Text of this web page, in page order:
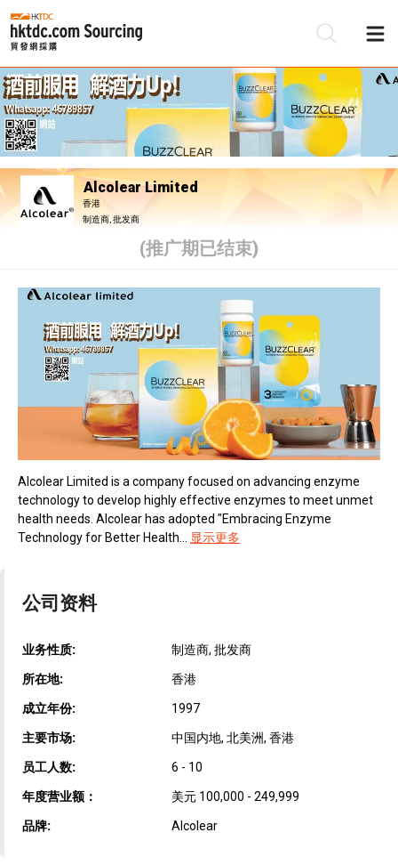
Alcolear Limited
香港
制造商, 批发商
(推广期已结束)
Alcolear Limited is a company focused on advancing enzyme
technology to develop highly effective enzymes to meet unmet
health needs. Alcolear has adopted "Embracing Enzyme
Technology for Better Health... 显示更多
公司资料
业务性质: 制造商, 批发商
所在地: 香港
成立年份: 1997
主要市场: 中国内地, 北美洲, 香港
员工人数: 6 - 10
年度营业额： 美元 100,000 - 249,999
品牌: Alcolear